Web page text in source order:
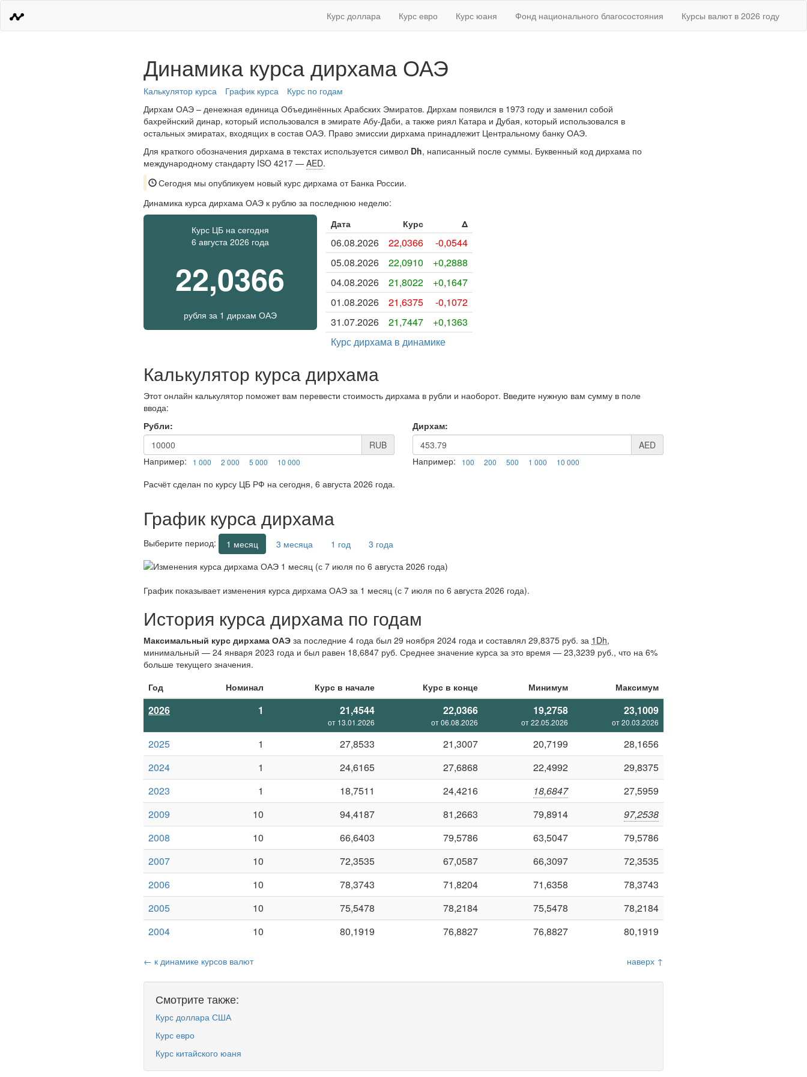
Курс доллара Курс евро Курс юаня Фонд национального благосостояния Курсы валют в 2026 году
Динамика курса дирхама ОАЭ
Калькулятор курса График курса
Курс по годам
Дирхам ОАЭ – денежная единица Объединённых Арабских Эмиратов. Дирхам появился в 1973 году и заменил собой
бахрейнский динар, который использовался в эмирате Абу-Даби, а также риял Катара и Дубая, который использовался в
остальных эмиратах, входящих в состав ОАЭ. Право эмиссии дирхама принадлежит Центральному банку ОАЭ.
Для краткого обозначения дирхама в текстах используется символ Dh, написанный после суммы. Буквенный код дирхама по
международному стандарту ISO 4217 — AED.
Сегодня мы опубликуем новый курс дирхама от Банка России.
Динамика курса дирхама ОАЭ к рублю за последнюю неделю:
Курс ЦБ на сегодня
6 августа 2026 года
22,0366
рубля за 1 дирхам ОАЭ
Дата Курс Δ
06.08.2026 22,0366
-0,0544
05.08.2026
22,0910
+0,2888
04.08.2026
21,8022
+0,1647
01.08.2026
21,6375
-0,1072
31.07.2026
21,7447
+0,1363
Курс дирхама в динамике
Калькулятор курса дирхама
Этот онлайн калькулятор поможет вам перевести стоимость дирхама в рубли и наоборот. Введите нужную вам сумму в поле
ввода:
Рубли:
RUB
Например:
1 000 2 000 5 000 10 000
Дирхам:
AED
Например:
100 200 500 1 000 10 000
Расчёт сделан по курсу ЦБ РФ на сегодня, 6 августа 2026 года.
График курса дирхама
Выберите период: 1 месяц 3 месяца 1 год 3 года
График показывает изменения курса дирхама ОАЭ за 1 месяц (с 7 июля по 6 августа 2026 года).
История курса дирхама по годам
Максимальный курс дирхама ОАЭ за последние 4 года был 29 ноября 2024 года и составлял 29,8375 руб. за 1Dh,
минимальный — 24 января 2023 года и был равен 18,6847 руб. Среднее значение курса за это время — 23,3239 руб., что на 6%
больше текущего значения.
Год
Номинал Курс в начале Курс в конце Минимум Максимум
2026 1 21,4544
от 13.01.2026
22,0366
от 06.08.2026
19,2758
от 22.05.2026
23,1009
от 20.03.2026
2025 1 27,8533 21,3007 20,7199
28,1656
2024
1 24,6165 27,6868 22,4992
29,8375
2023
1 18,7511 24,4216 18,6847
27,5959
2009
10 94,4187 81,2663 79,8914
97,2538
2008
10 66,6403 79,5786 63,5047
79,5786
2007
10 72,3535 67,0587 66,3097
72,3535
2006
10 78,3743 71,8204 71,6358
78,3743
2005
10 75,5478 78,2184 75,5478
78,2184
2004
10 80,1919 76,8827 76,8827 80,1919
← к динамике курсов валют наверх ↑
Смотрите также:
Курс доллара США
Курс евро
Курс китайского юаня